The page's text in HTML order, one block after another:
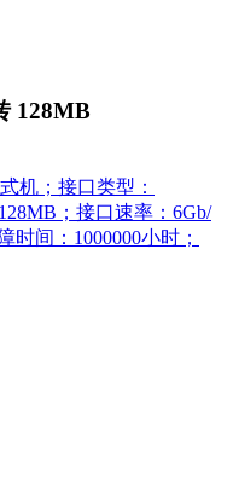
128MB
机；接口类型：
；接口速率：6Gb/
间：1000000小时；